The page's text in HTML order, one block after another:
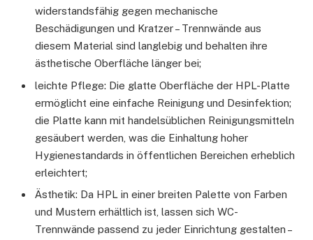
widerstandsfähig gegen mechanische
Beschädigungen und Kratzer – Trennwände aus
diesem Material sind langlebig und behalten ihre
ästhetische Oberfläche länger bei;
leichte Pflege: Die glatte Oberfläche der HPL-Platte
ermöglicht eine einfache Reinigung und Desinfektion;
die Platte kann mit handelsüblichen Reinigungsmitteln
gesäubert werden, was die Einhaltung hoher
Hygienestandards in öffentlichen Bereichen erheblich
erleichtert;
Ästhetik: Da HPL in einer breiten Palette von Farben
und Mustern erhältlich ist, lassen sich WC-
Trennwände passend zu jeder Einrichtung gestalten –